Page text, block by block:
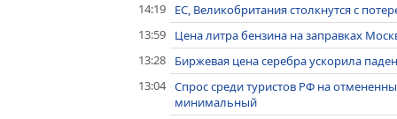
14:19
ЕС, Великобритания столкнутся с
13:59
Цена литра бензина на заправках
13:28
Биржевая цена серебра ускорила
13:04 Спрос среди туристов РФ на
минимальный